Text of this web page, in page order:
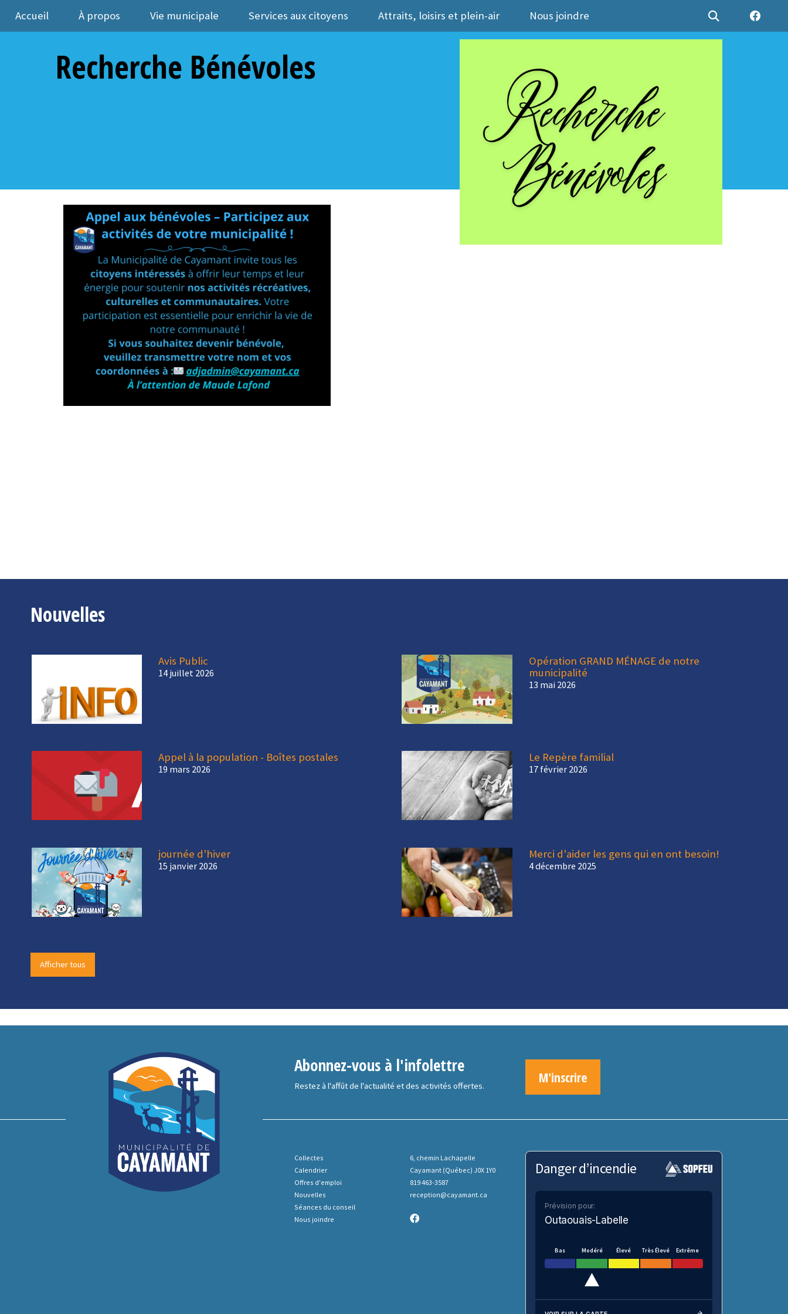
Accueil À propos Vie municipale Services aux citoyens Attraits, loisirs et plein-air Nous joindre
Recherche Bénévoles
Nouvelles
Avis Public
14 juillet 2026
Opération GRAND MÉNAGE de notre
municipalité
13 mai 2026
Appel à la population - Boîtes postales
19 mars 2026
Le Repère familial
17 février 2026
journée d'hiver
15 janvier 2026
Merci d'aider les gens qui en ont besoin!
4 décembre 2025
Afficher tous
Abonnez-vous à l'infolettre
Restez à l'affût de l'actualité et des activités offertes.
M'inscrire
Collectes
Calendrier
Offres d'emploi
Nouvelles
Séances du conseil
Nous joindre
6, chemin Lachapelle
Cayamant (Québec) J0X 1Y0
819 463-3587
reception@cayamant.ca
Danger d’incendie
Prévision pour:
Outaouais-Labelle
Bas Modéré Élevé Très Élevé Extrême